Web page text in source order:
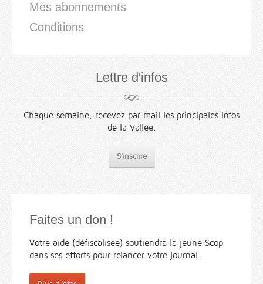
Mes abonnements
Conditions
Lettre d'infos
Chaque semaine, recevez par mail les principales infos
de la Vallée.
S'inscrire
Faites un don !
Votre aide (défiscalisée) soutiendra la jeune Scop
dans ses efforts pour relancer votre journal.